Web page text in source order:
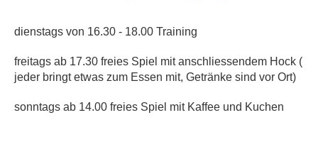
dienstags von 16.30 - 18.00 Training
freitags ab 17.30 freies Spiel mit anschliessendem Hock (
jeder bringt etwas zum Essen mit, Getränke sind vor Ort)
sonntags ab 14.00 freies Spiel mit Kaffee und Kuchen